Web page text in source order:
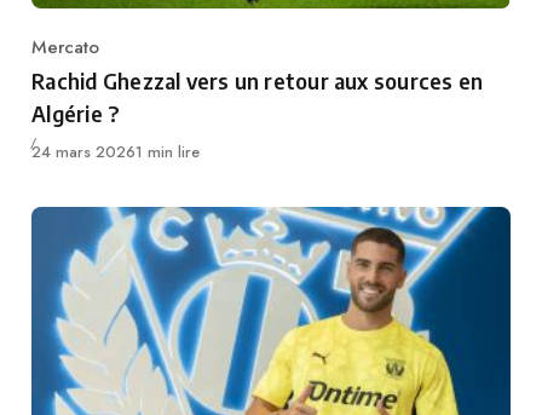
Category
Mercato
Rachid Ghezzal vers un retour aux sources en
Algérie ?
Publié
24 mars 20261 min lire